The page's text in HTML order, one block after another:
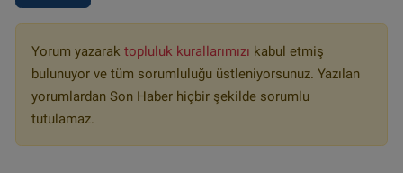
Yorum yazarak topluluk kurallarımızı kabul etmiş
bulunuyor ve tüm sorumluluğu üstleniyorsunuz. Yazılan
yorumlardan Son Haber hiçbir şekilde sorumlu
tutulamaz.